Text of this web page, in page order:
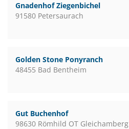
Gnadenhof Ziegenbichel
91580 Petersaurach
Golden Stone Ponyranch
48455 Bad Bentheim
Gut Buchenhof
98630 Römhild OT Gleichamberg